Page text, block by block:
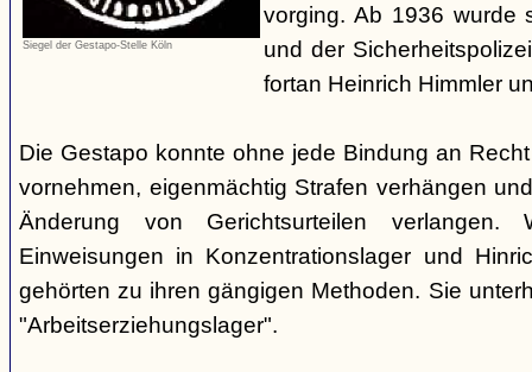
Siegel der Gestapo-Stelle Köln
vorging. Ab 1936 wurde
und der
fortan Heinrich Himmler
Die Gestapo konnte ohne jede Bindung an
vornehmen, eigenmächtig Strafen verhängen
Änderung von Gerichtsurteilen verlangen.
Einweisungen in Konzentrationslager und
gehörten zu ihren gängigen Methoden. Sie
"Arbeitserziehungslager".